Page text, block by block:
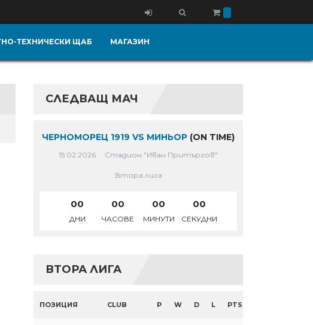
ТЕХНИЧЕСКИ ЩАБ МАГАЗИН
СЛЕДВАЩ МАЧ
ЧЕРНОМОРЕЦ 1919 VS МИНЬОР (ON TIME)
15.02.2026 Стадион "Иван Притъргов"
Втора лига
00
ДНИ
00
ЧАСОВЕ
00
МИНУТИ
00
СЕКУДНИ
ВТОРА ЛИГА
ПОЗИЦИЯ CLUB P W D L PTS